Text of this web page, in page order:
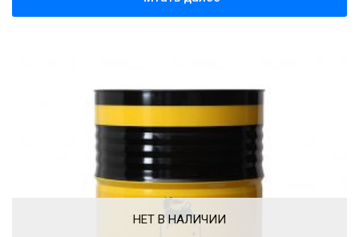
НЕТ В НАЛИЧИИ